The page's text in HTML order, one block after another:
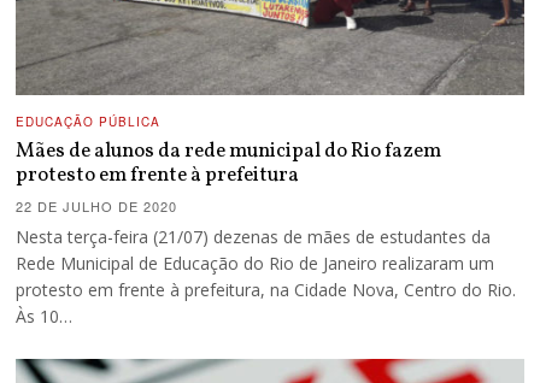
EDUCAÇÃO PÚBLICA
Mães de alunos da rede municipal do Rio fazem
protesto em frente à prefeitura
22 DE JULHO DE 2020
Nesta terça-feira (21/07) dezenas de mães de estudantes da
Rede Municipal de Educação do Rio de Janeiro realizaram um
protesto em frente à prefeitura, na Cidade Nova, Centro do Rio.
Às 10…